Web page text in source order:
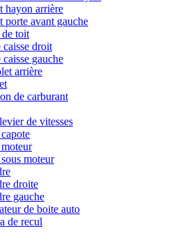
hayon arrière
porte avant gauche
de toit
caisse droit
caisse gauche
arrière
de carburant
de vitesses
moteur
droite
gauche
de boite auto
de recul